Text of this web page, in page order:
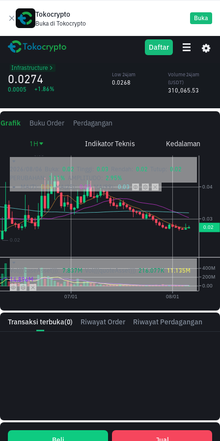
Tokocrypto
Buka di Tokocrypto
Buka
Daftar
ID Space ID
Infrastructure
0.0274
0.0005 +1.86%
Low 24jam
0.0268
Volume 24jam
(ID)
Volume 24jam
(USDT)
310,065.53
Transaksi terbuka(0) Riwayat Order Riwayat Perdagangan
Grafik Buku Order Perdagangan
1H Indikator Teknis Kedalaman
0.02 0.03 0.02
0.02
PERUBAHAN: 1.11% AMPLITUDO:
2.95%
MA(7): 0.03 MA(25): 0.03 MA(99): 0.03
Vol({{baseAsset}}): 7.837M Vol({{quoteAsset}}) 216.077K 11.135M
14.896M